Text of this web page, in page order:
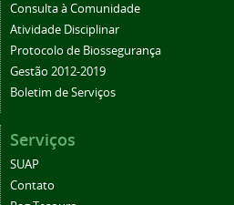
Consulta à Comunidade
Atividade Disciplinar
Protocolo de Biossegurança
Gestão 2012-2019
Boletim de Serviços
Serviços
SUAP
Contato